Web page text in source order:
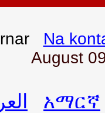
Na
August
አማርኛ